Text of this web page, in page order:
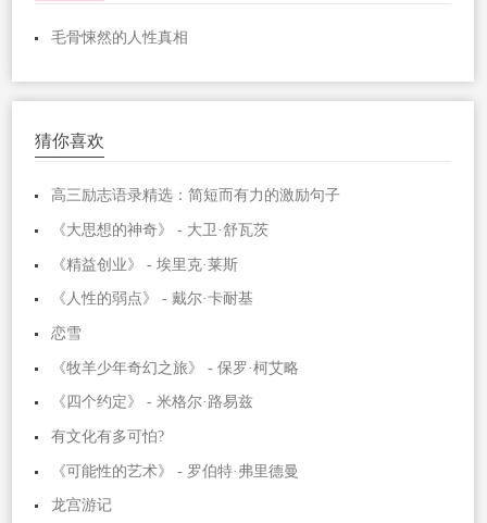
毛骨悚然的人性真相
猜你喜欢
高三励志语录精选：简短而有力的激励句子
《大思想的神奇》 - 大卫·舒瓦茨
《精益创业》 - 埃里克·莱斯
《人性的弱点》 - 戴尔·卡耐基
恋雪
《牧羊少年奇幻之旅》 - 保罗·柯艾略
《四个约定》 - 米格尔·路易兹
有文化有多可怕?
《可能性的艺术》 - 罗伯特·弗里德曼
龙宫游记